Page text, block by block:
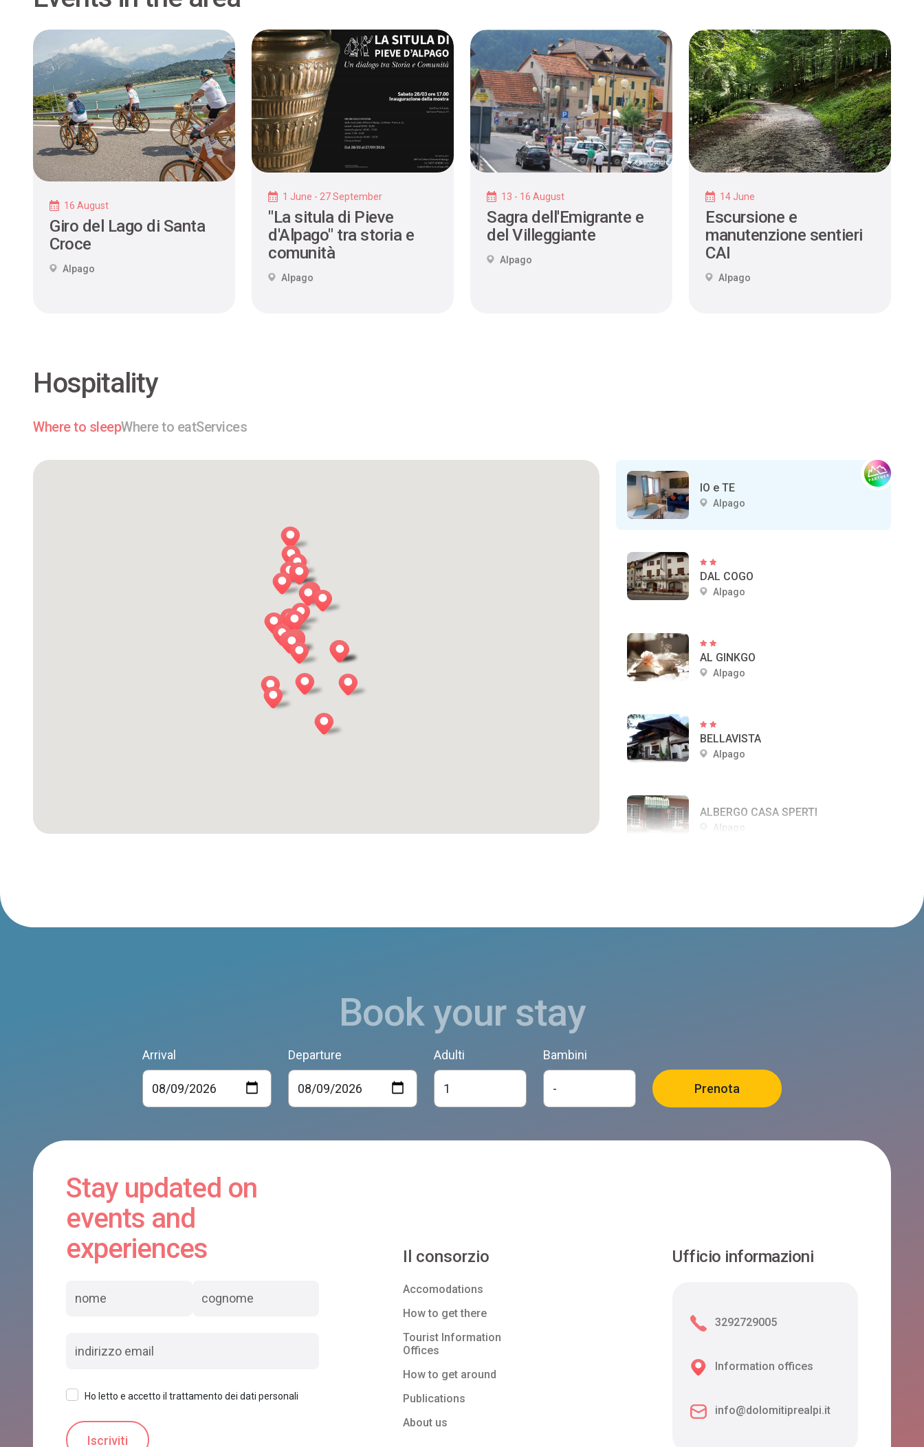
16 August
Giro del Lago di Santa
Croce
Alpago
1 June - 27 September
"La situla di Pieve
d'Alpago" tra storia e
comunità
Alpago
13 - 16 August
Sagra dell'Emigrante e
del Villeggiante
Alpago
14 June
Escursione e
manutenzione sentieri
CAI
Alpago
Hospitality
Where to sleepWhere to eatServices
IO e TE
Alpago
DAL COGO
Alpago
AL GINKGO
Alpago
BELLAVISTA
Alpago
ALBERGO CASA SPERTI
Alpago
Book your stay
Arrival Departure Adulti Bambini
Stay updated on
events and
experiences
Ho letto e accetto il trattamento dei dati personali
Il consorzio
Accomodations
How to get there
Tourist Information
Offices
How to get around
Publications
About us
Ufficio informazioni
3292729005
Information offices
info@dolomitiprealpi.it